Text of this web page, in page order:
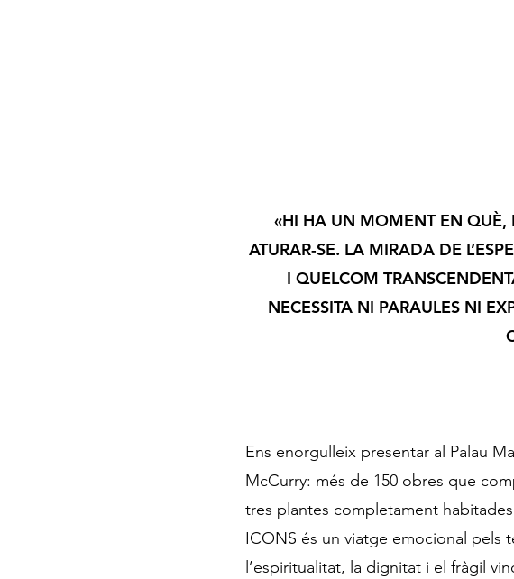
«HI HA UN MOMENT EN QUÈ,
ATURAR-SE. LA MIRADA DE
I QUELCOM
NECESSITA NI PARAULES NI
Ens enorgulleix presentar al Palau
McCurry: més de 150 obres que
tres plantes completament
ICONS és un viatge emocional pels
l’espiritualitat, la dignitat i el fràgil